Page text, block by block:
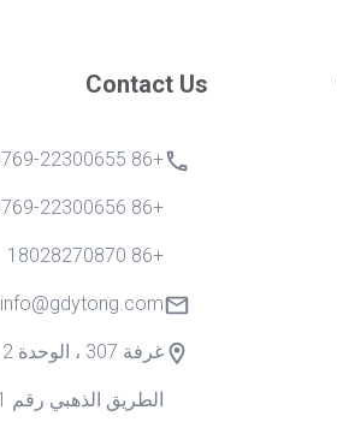
Contact Us
+86 0769-22300655
+86 0769-22300656
+86 18028270870
info@gdytong.com